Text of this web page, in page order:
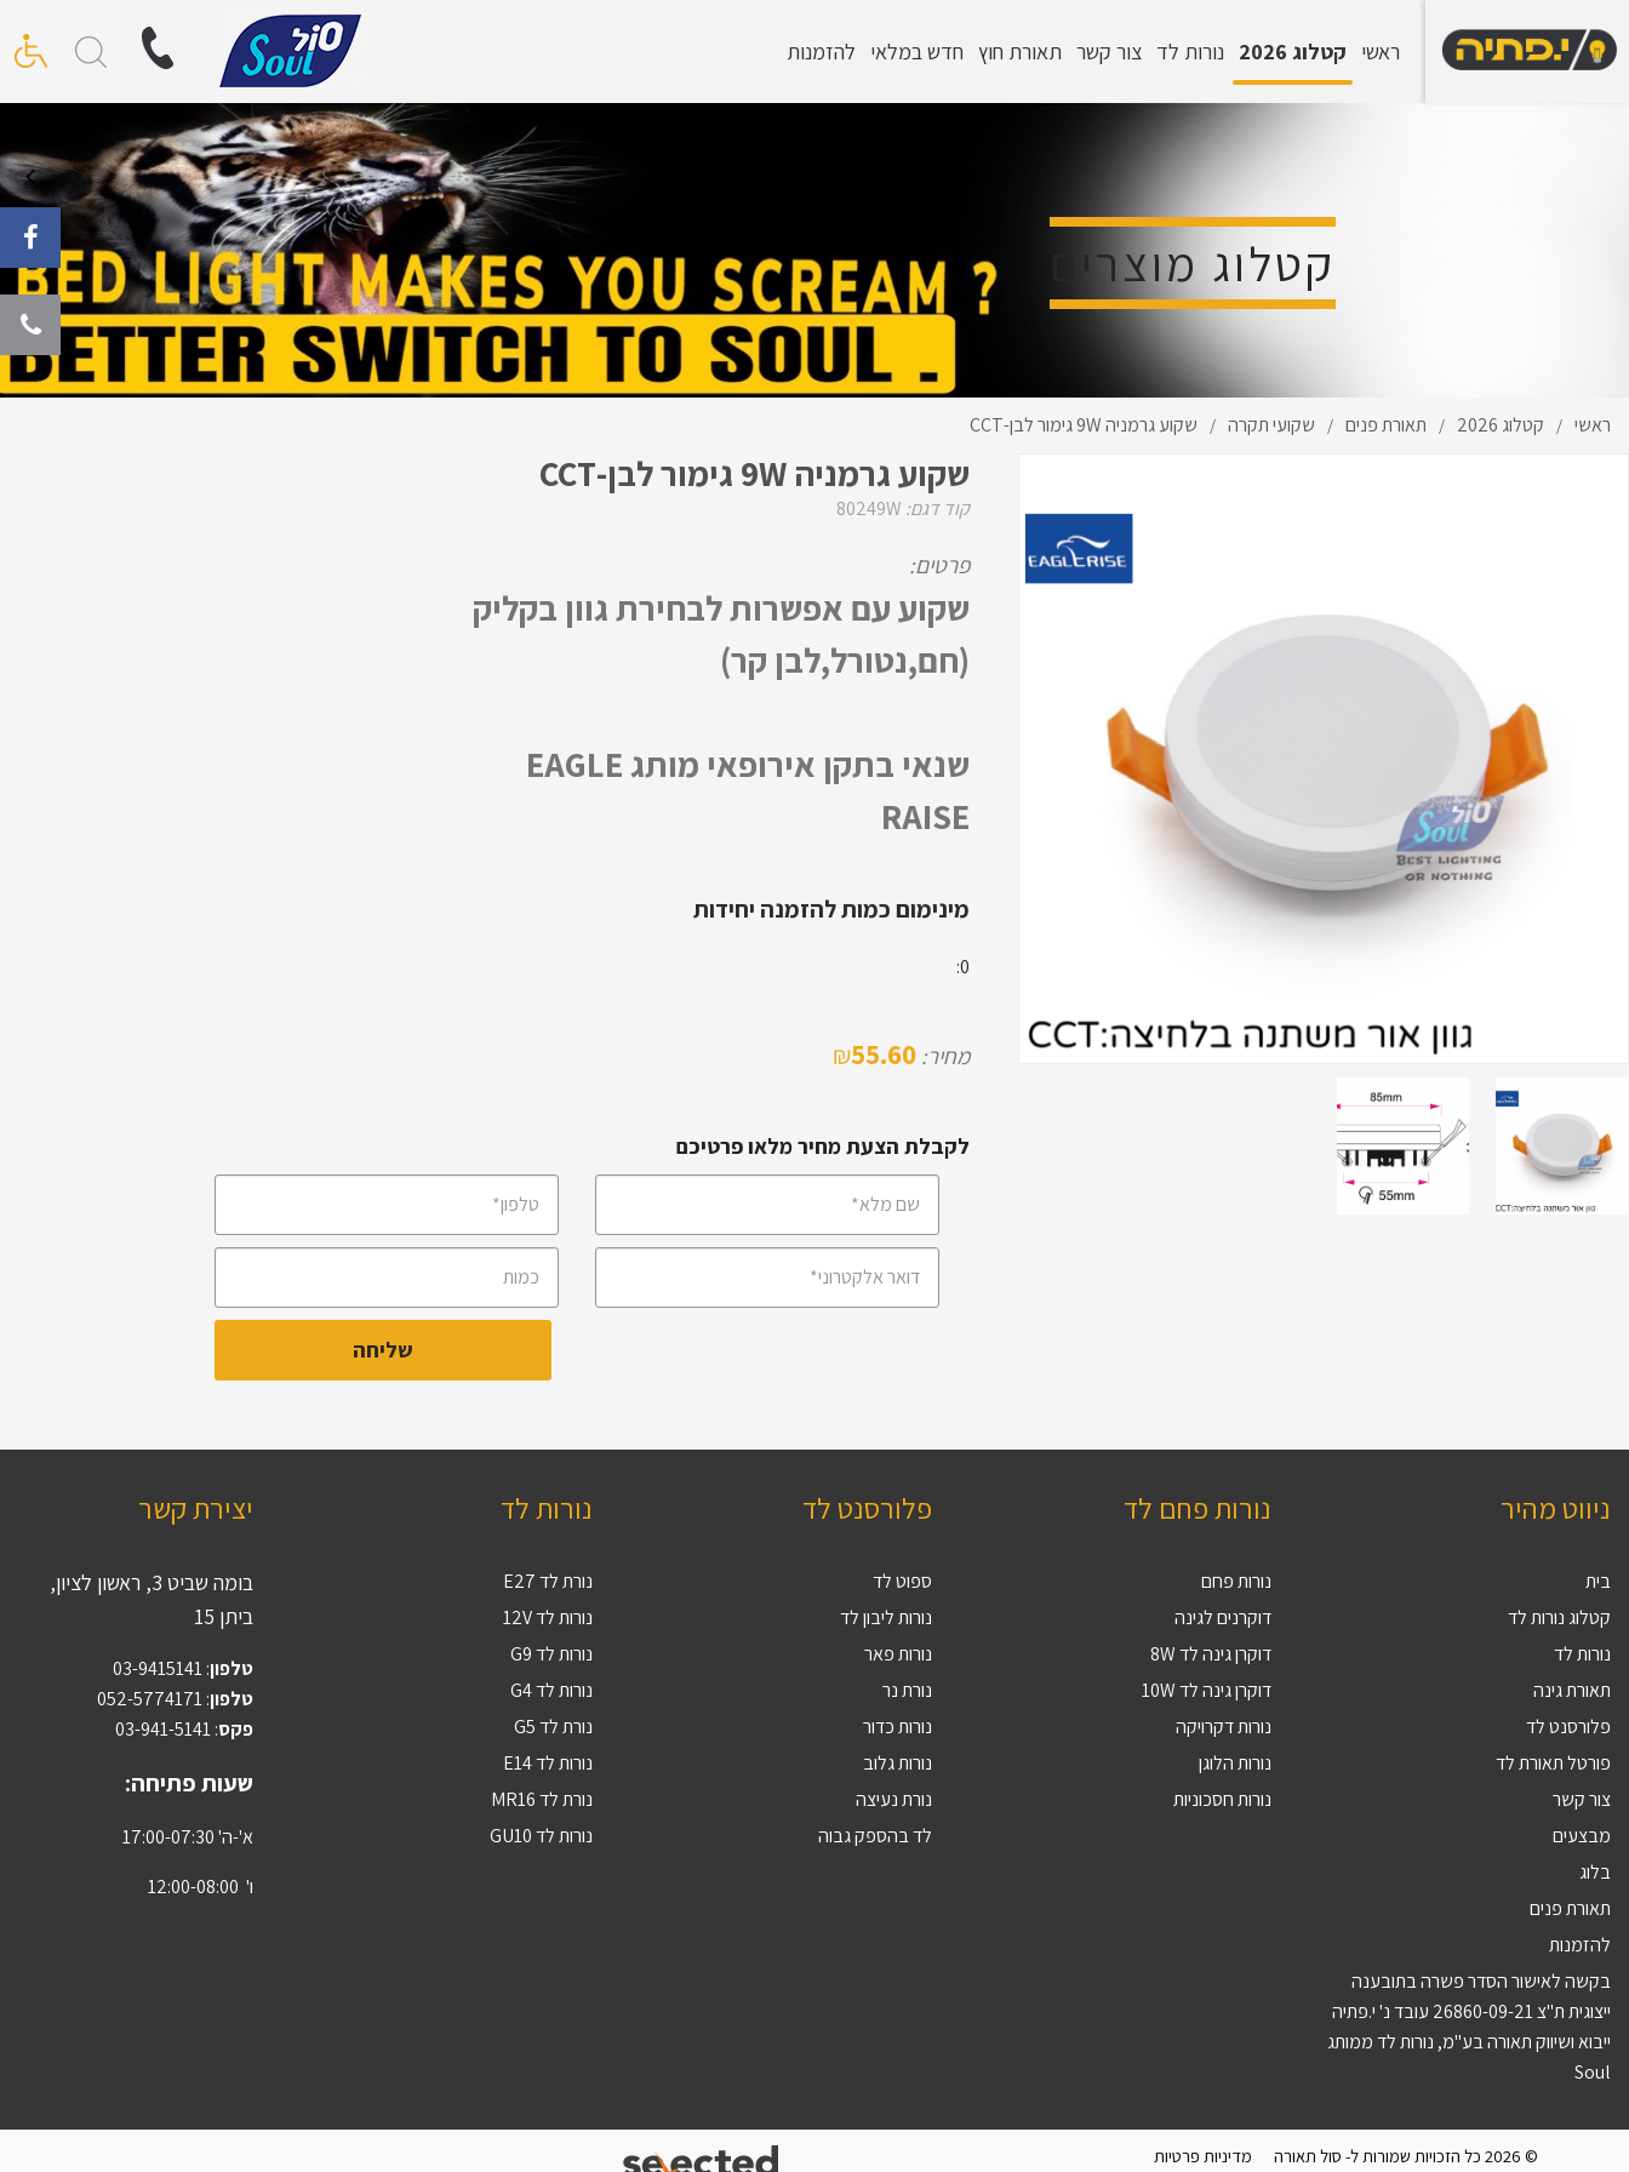
ראשי קטלוג 2026 נורות לד צור קשר תאורת חוץ חדש במלאי להזמנות
קטלוג מוצרים
ראשי / קטלוג 2026 / תאורת פנים / שקועי תקרה / שקוע גרמניה 9W גימור לבן-CCT
שקוע גרמניה 9W גימור לבן-CCT
קוד דגם: 80249W
פרטים:
שקוע עם אפשרות לבחירת גוון בקליק
(חם,נטורל,לבן קר)
שנאי בתקן אירופאי מותג EAGLE
RAISE
מינימום כמות להזמנה יחידות
0:
מחיר: 55.60
₪
לקבלת הצעת מחיר מלאו פרטיכם
ניווט מהיר
בית
קטלוג נורות לד
נורות לד
תאורת גינה
פלורסנט לד
פורטל תאורת לד
צור קשר
מבצעים
בלוג
תאורת פנים
להזמנות
בקשה לאישור הסדר פשרה בתובענה
ייצוגית ת"צ 26860-09-21 עובד נ' י.פתיה
ייבוא ושיווק תאורה בע"מ, נורות לד ממותג
Soul
נורות פחם לד
נורות פחם
דוקרנים לגינה
דוקרן גינה לד 8W
דוקרן גינה לד 10W
נורות דקרויקה
נורות הלוגן
נורות חסכוניות
פלורסנט לד
ספוט לד
נורות ליבון לד
נורות פאר
נורת נר
נורות כדור
נורות גלוב
נורת נעיצה
לד בהספק גבוה
נורות לד
נורת לד E27
נורות לד 12V
נורות לד G9
נורות לד G4
נורת לד G5
נורות לד E14
נורת לד MR16
נורות לד GU10
יצירת קשר
בומה שביט 3, ראשון לציון,
ביתן 15
טלפון:
03-9415141
טלפון: 052-5774171
פקס: 03-941-5141
שעות פתיחה:
א'-ה' 17:00-07:30
ו' 12:00-08:00
© 2026 כל הזכויות שמורות ל- סול תאורה מדיניות פרטיות